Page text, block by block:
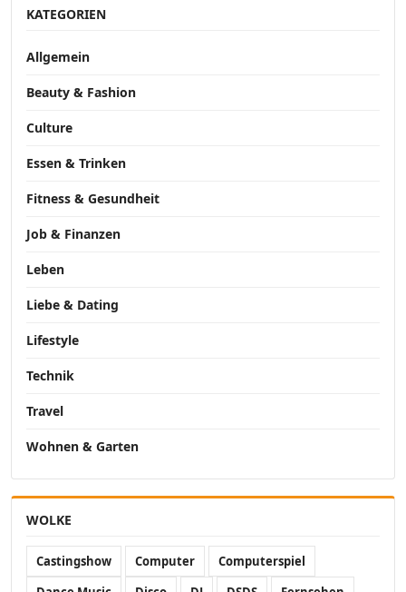
KATEGORIEN
Allgemein
Beauty & Fashion
Culture
Essen & Trinken
Fitness & Gesundheit
Job & Finanzen
Leben
Liebe & Dating
Lifestyle
Technik
Travel
Wohnen & Garten
WOLKE
Castingshow Computer
Computerspiel